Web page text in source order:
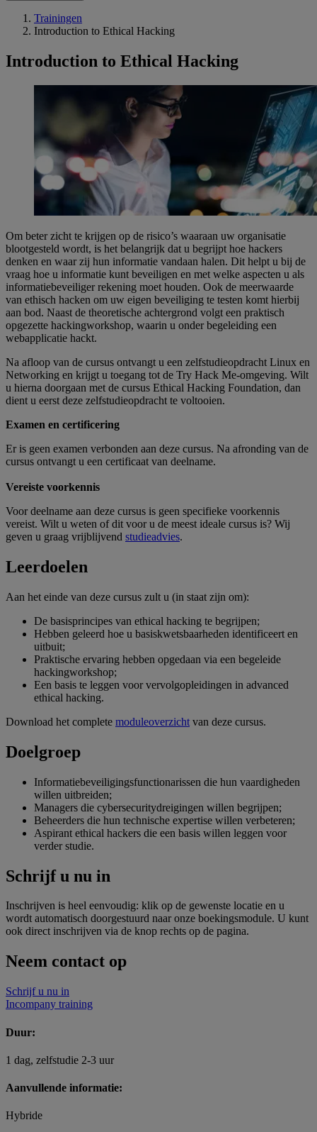
Trainingen
Introduction to Ethical Hacking
Introduction to Ethical Hacking
Om beter zicht te krijgen op de risico’s waaraan uw organisatie
blootgesteld wordt, is het belangrijk dat u begrijpt hoe hackers
denken en waar zij hun informatie vandaan halen. Dit helpt u bij de
vraag hoe u informatie kunt beveiligen en met welke aspecten u als
informatiebeveiliger rekening moet houden. Ook de meerwaarde
van ethisch hacken om uw eigen beveiliging te testen komt hierbij
aan bod. Naast de theoretische achtergrond volgt een praktisch
opgezette hackingworkshop, waarin u onder begeleiding een
webapplicatie hackt.
Na afloop van de cursus ontvangt u een zelfstudieopdracht Linux en
Networking en krijgt u toegang tot de Try Hack Me-omgeving. Wilt
u hierna doorgaan met de cursus Ethical Hacking Foundation, dan
dient u eerst deze zelfstudieopdracht te voltooien.
Examen en certificering
Er is geen examen verbonden aan deze cursus. Na afronding van de
cursus ontvangt u een certificaat van deelname.
Vereiste voorkennis
Voor deelname aan deze cursus is geen specifieke voorkennis
vereist. Wilt u weten of dit voor u de meest ideale cursus is? Wij
geven u graag vrijblijvend studieadvies.
Leerdoelen
Aan het einde van deze cursus zult u (in staat zijn om):
De basisprincipes van ethical hacking te begrijpen;
Hebben geleerd hoe u basis­kwetsbaarheden identificeert en
uitbuit;
Praktische ervaring hebben opgedaan via een begeleide
hackingworkshop;
Een basis te leggen voor vervolgopleidingen in advanced
ethical hacking.
Download het complete moduleoverzicht van deze cursus.
Doelgroep
Informatiebeveiligingsfunctionarissen die hun vaardigheden
willen uitbreiden;
Managers die cybersecuritydreigingen willen begrijpen;
Beheerders die hun technische expertise willen verbeteren;
Aspirant ethical hackers die een basis willen leggen voor
verder studie.
Schrijf u nu in
Inschrijven is heel eenvoudig: klik op de gewenste locatie en u
wordt automatisch doorgestuurd naar onze boekingsmodule. U kunt
ook direct inschrijven via de knop rechts op de pagina.
Neem contact op
Schrijf u nu in
Incompany training
Duur:
1 dag, zelfstudie 2-3 uur
Aanvullende informatie:
Hybride